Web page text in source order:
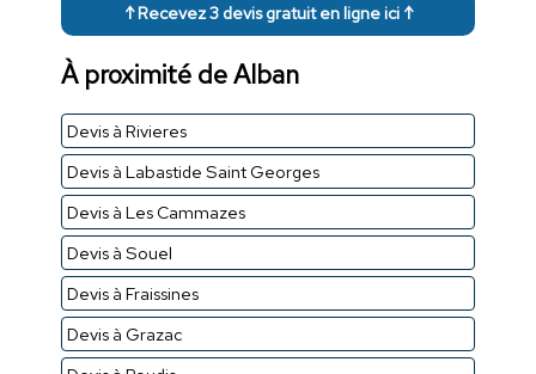
↑ Recevez 3 devis gratuit en ligne ici ↑
À proximité de Alban
Devis à Rivieres
Devis à Labastide Saint Georges
Devis à Les Cammazes
Devis à Souel
Devis à Fraissines
Devis à Grazac